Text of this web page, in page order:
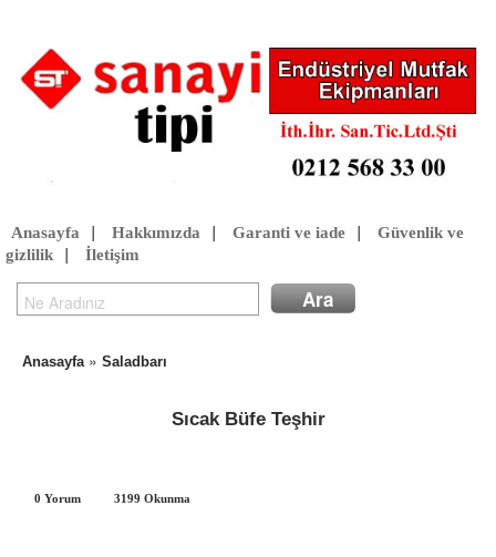
Anasayfa Hakkımızda Garanti ve iade
Güvenlik ve
gizlilik
İletişim
Anasayfa» Saladbarı
Sıcak Büfe Teşhir
0 Yorum 3199 Okunma